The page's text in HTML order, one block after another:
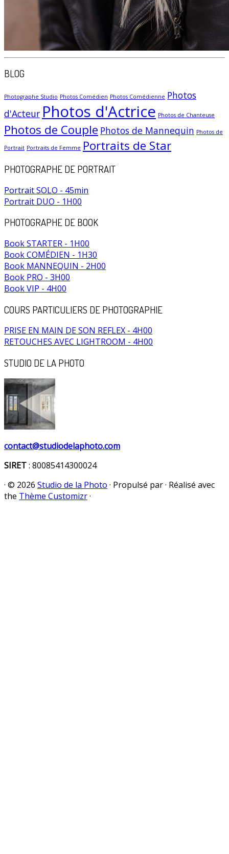
BLOG
Photographe Studio Photos Comédien Photos Comédienne Photos
d'Acteur Photos d'Actrice Photos de Chanteuse
Photos de Couple Photos de Mannequin Photos de
Portrait Portraits de Femme Portraits de Star
PHOTOGRAPHE DE PORTRAIT
Portrait SOLO - 45min
Portrait DUO - 1H00
PHOTOGRAPHE DE BOOK
Book STARTER - 1H00
Book COMÉDIEN - 1H30
Book MANNEQUIN - 2H00
Book PRO - 3H00
Book VIP - 4H00
COURS PARTICULIERS DE PHOTOGRAPHIE
PRISE EN MAIN DE SON REFLEX - 4H00
RETOUCHES AVEC LIGHTROOM - 4H00
STUDIO DE LA PHOTO
contact@studiodelaphoto.com
SIRET: 80085414300024
· © 2026 Studio de la Photo · Propulsé par· Réalisé avec
the Thème Customizr·